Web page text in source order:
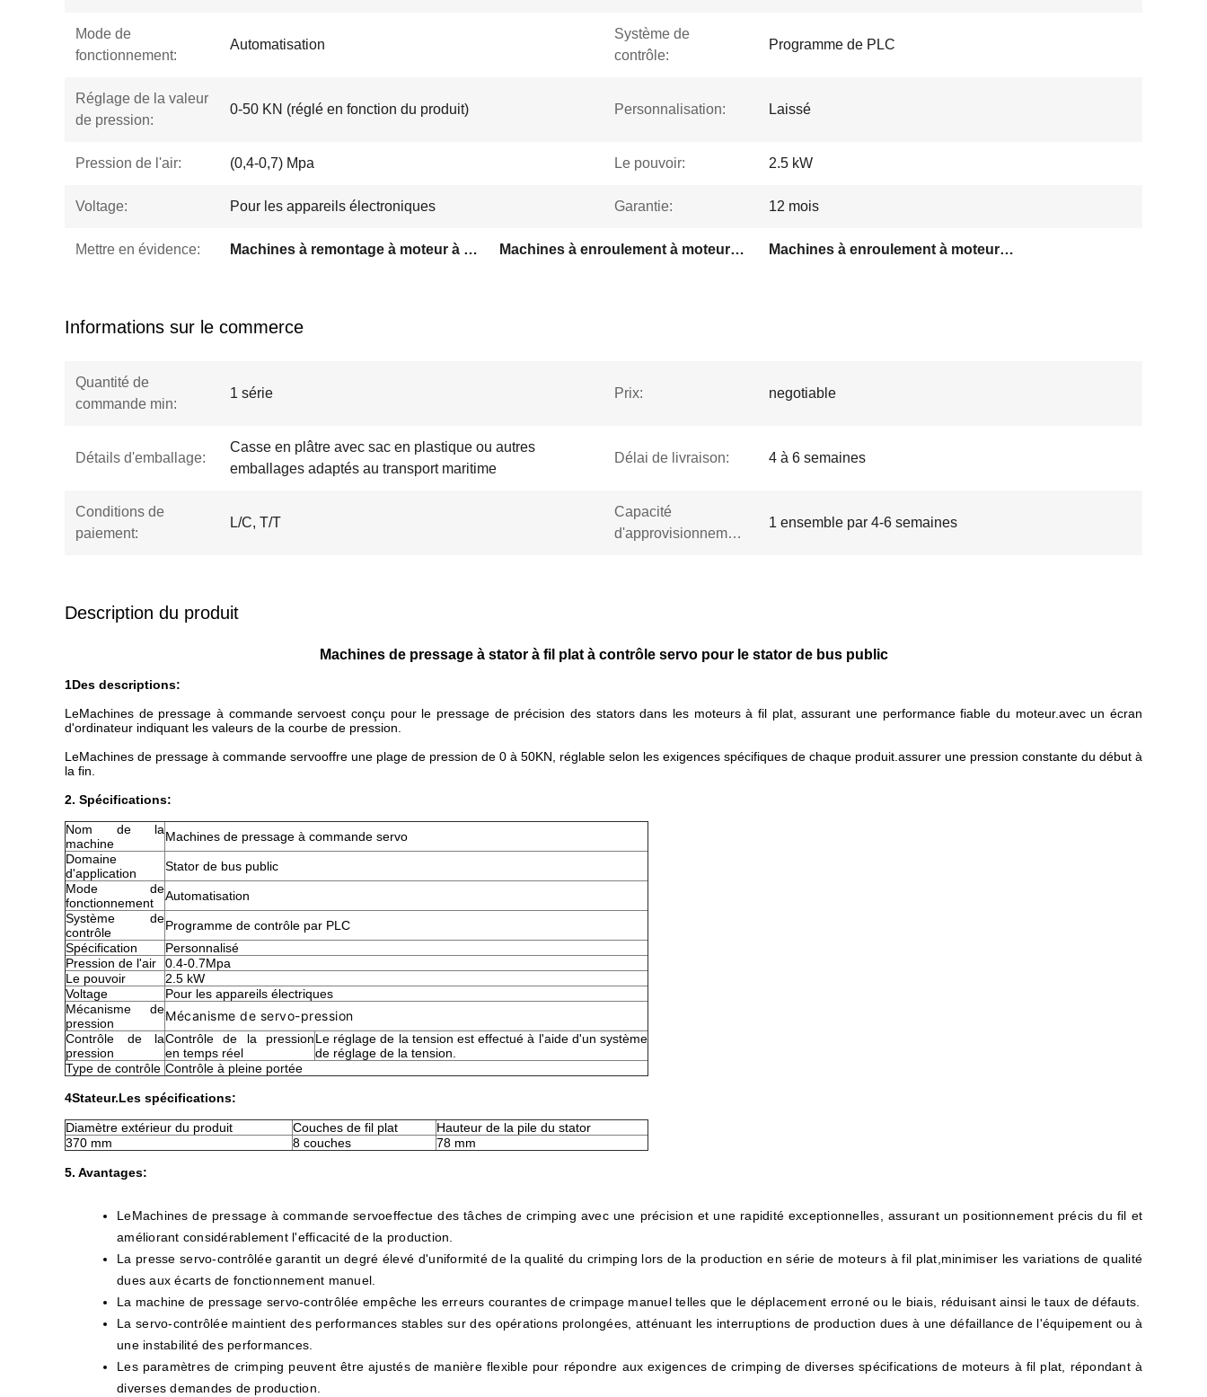
Mode de
fonctionnement:
Automatisation
Système de
contrôle:
Programme de PLC
Réglage de la valeur
de pression:
0-50 KN (réglé en fonction du produit) Personnalisation: Laissé
Pression de l'air: (0,4-0,7) Mpa Le pouvoir: 2.5 kW
Voltage: Pour les appareils électroniques Garantie: 12 mois
Mettre en évidence: Machines à remontage à moteur à courant continu 220 V Machines à enroulement à moteur CC à 3 phases Machines à enroulement à moteur à stator à 3 phases
Informations sur le commerce
Quantité de
commande min:
1 série Prix: negotiable
Détails d'emballage:
Casse en plâtre avec sac en plastique ou autres
emballages adaptés au transport maritime
Délai de livraison: 4 à 6 semaines
Conditions de
paiement:
L/C, T/T
Capacité
d'approvisionnement:
1 ensemble par 4-6 semaines
Description du produit
Machines de pressage à stator à fil plat à contrôle servo pour le stator de bus public
1Des descriptions:
LeMachines de pressage à commande servoest conçu pour le pressage de précision des stators dans les moteurs à fil plat, assurant une performance fiable du moteur.avec un écran
d'ordinateur indiquant les valeurs de la courbe de pression.
LeMachines de pressage à commande servooffre une plage de pression de 0 à 50KN, réglable selon les exigences spécifiques de chaque produit.assurer une pression constante du début à
la fin.
2. Spécifications:
Nom de la
machine
Machines de pressage à commande servo
Domaine
d'application
Stator de bus public
Mode de
fonctionnement
Automatisation
Système de
contrôle
Programme de contrôle par PLC
Spécification
Personnalisé
Pression de l'air
0.4-0.7Mpa
Le pouvoir
2.5 kW
Voltage
Pour les appareils électriques
Mécanisme de
pression
Mécanisme de servo-pression
Contrôle de la
pression
Contrôle de la pression
en temps réel
Le réglage de la tension est effectué à l'aide d'un système
de réglage de la tension.
Type de contrôle Contrôle à pleine portée
4Stateur.Les spécifications:
Diamètre extérieur du produit Couches de fil plat
Hauteur de la pile du stator
370 mm
8 couches 78 mm
5. Avantages:
LeMachines de pressage à commande servoeffectue des tâches de crimping avec une précision et une rapidité exceptionnelles, assurant un positionnement précis du fil et
améliorant considérablement l'efficacité de la production.
La presse servo-contrôlée garantit un degré élevé d'uniformité de la qualité du crimping lors de la production en série de moteurs à fil plat,minimiser les variations de qualité
dues aux écarts de fonctionnement manuel.
La machine de pressage servo-contrôlée empêche les erreurs courantes de crimpage manuel telles que le déplacement erroné ou le biais, réduisant ainsi le taux de défauts.
La servo-contrôlée maintient des performances stables sur des opérations prolongées, atténuant les interruptions de production dues à une défaillance de l'équipement ou à
une instabilité des performances.
Les paramètres de crimping peuvent être ajustés de manière flexible pour répondre aux exigences de crimping de diverses spécifications de moteurs à fil plat, répondant à
diverses demandes de production.